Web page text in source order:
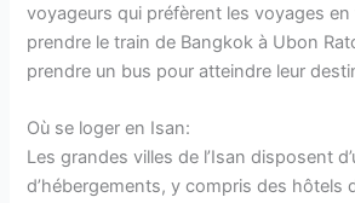
voyageurs qui préfèrent les voyages
prendre le train de Bangkok à Ubon
prendre un bus pour atteindre leur
Où se loger en Isan:
Les grandes villes de l’Isan disposent
d’hébergements, y compris des hôtels